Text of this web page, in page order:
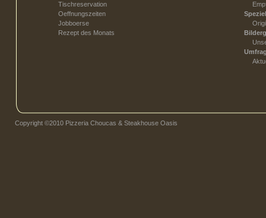
Copyright ©2010 Pizzeria Choucas & Steakhouse Oasis
Tischreservation
Oeffnungszeiten
Jobboerse
Rezept des Monats